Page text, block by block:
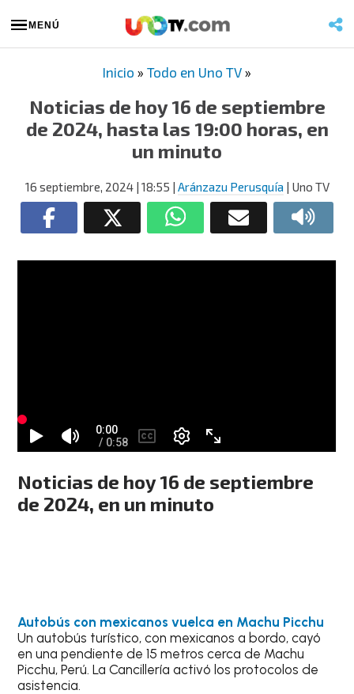
MENÚ
Inicio » Todo en Uno TV »
Noticias de hoy 16 de septiembre
de 2024, hasta las 19:00 horas, en
un minuto
16 septiembre, 2024| 18:55 | Aránzazu Perusquía | Uno TV
Noticias de hoy 16 de septiembre
de 2024, en un minuto
Autobús con mexicanos vuelca en Machu Picchu
Un autobús turístico, con mexicanos a bordo, cayó
en una pendiente de 15 metros cerca de Machu
Picchu, Perú. La Cancillería activó los protocolos de
asistencia.